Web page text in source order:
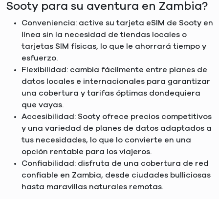
Sooty para su aventura en Zambia?
Conveniencia: active su tarjeta eSIM de Sooty en
línea sin la necesidad de tiendas locales o
tarjetas SIM físicas, lo que le ahorrará tiempo y
esfuerzo.
Flexibilidad: cambia fácilmente entre planes de
datos locales e internacionales para garantizar
una cobertura y tarifas óptimas dondequiera
que vayas.
Accesibilidad: Sooty ofrece precios competitivos
y una variedad de planes de datos adaptados a
tus necesidades, lo que lo convierte en una
opción rentable para los viajeros.
Confiabilidad: disfruta de una cobertura de red
confiable en Zambia, desde ciudades bulliciosas
hasta maravillas naturales remotas.